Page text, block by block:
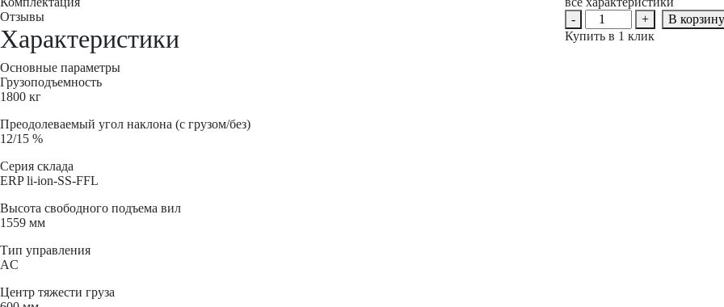
-
Количество
товара
+
В корзину
Купить в 1 клик
Отзывы
Характеристики
Основные параметры
Грузоподъемность
1800 кг
Преодолеваемый угол наклона (с грузом/без)
12/15 %
Серия склада
ERP li-ion-SS-FFL
Высота свободного подъема вил
1559 мм
Тип управления
AC
Центр тяжести груза